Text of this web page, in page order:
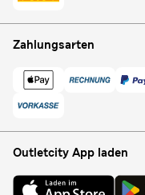
Zahlungsarten
Outletcity App laden